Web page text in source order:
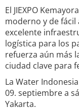
El JIEXPO
moderno y de fácil
excelente
logística para los
refuerza aún más
ciudad clave para
La Water
09. septiembre a
Yakarta.